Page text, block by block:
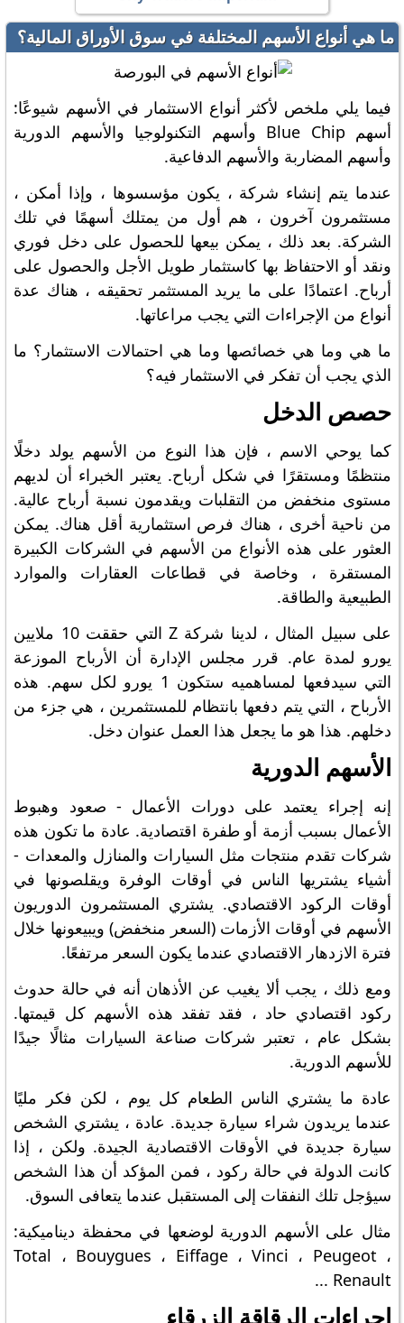
ما هي أنواع الأسهم المختلفة في سوق الأوراق المالية؟
فيما يلي ملخص لأكثر أنواع الاستثمار في الأسهم شيوعًا:
أسهم Blue Chip وأسهم التكنولوجيا والأسهم الدورية
وأسهم المضاربة والأسهم الدفاعية.
عندما يتم إنشاء شركة ، يكون مؤسسوها ، وإذا أمكن ،
مستثمرون آخرون ، هم أول من يمتلك أسهمًا في تلك
الشركة. بعد ذلك ، يمكن بيعها للحصول على دخل فوري
ونقد أو الاحتفاظ بها كاستثمار طويل الأجل والحصول على
أرباح. اعتمادًا على ما يريد المستثمر تحقيقه ، هناك عدة
أنواع من الإجراءات التي يجب مراعاتها.
ما هي وما هي خصائصها وما هي احتمالات الاستثمار؟ ما
الذي يجب أن تفكر في الاستثمار فيه؟
حصص الدخل
كما يوحي الاسم ، فإن هذا النوع من الأسهم يولد دخلًا
منتظمًا ومستقرًا في شكل أرباح. يعتبر الخبراء أن لديهم
مستوى منخفض من التقلبات ويقدمون نسبة أرباح عالية.
من ناحية أخرى ، هناك فرص استثمارية أقل هناك. يمكن
العثور على هذه الأنواع من الأسهم في الشركات الكبيرة
المستقرة ، وخاصة في قطاعات العقارات والموارد
الطبيعية والطاقة.
على سبيل المثال ، لدينا شركة Z التي حققت 10 ملايين
يورو لمدة عام. قرر مجلس الإدارة أن الأرباح الموزعة
التي سيدفعها لمساهميه ستكون 1 يورو لكل سهم. هذه
الأرباح ، التي يتم دفعها بانتظام للمستثمرين ، هي جزء من
دخلهم. هذا هو ما يجعل هذا العمل عنوان دخل.
الأسهم الدورية
إنه إجراء يعتمد على دورات الأعمال - صعود وهبوط
الأعمال بسبب أزمة أو طفرة اقتصادية. عادة ما تكون هذه
شركات تقدم منتجات مثل السيارات والمنازل والمعدات -
أشياء يشتريها الناس في أوقات الوفرة ويقلصونها في
أوقات الركود الاقتصادي. يشتري المستثمرون الدوريون
الأسهم في أوقات الأزمات (السعر منخفض) ويبيعونها خلال
فترة الازدهار الاقتصادي عندما يكون السعر مرتفعًا.
ومع ذلك ، يجب ألا يغيب عن الأذهان أنه في حالة حدوث
ركود اقتصادي حاد ، فقد تفقد هذه الأسهم كل قيمتها.
بشكل عام ، تعتبر شركات صناعة السيارات مثالًا جيدًا
للأسهم الدورية.
عادة ما يشتري الناس الطعام كل يوم ، لكن فكر مليًا
عندما يريدون شراء سيارة جديدة. عادة ، يشتري الشخص
سيارة جديدة في الأوقات الاقتصادية الجيدة. ولكن ، إذا
كانت الدولة في حالة ركود ، فمن المؤكد أن هذا الشخص
سيؤجل تلك النفقات إلى المستقبل عندما يتعافى السوق.
مثال على الأسهم الدورية لوضعها في محفظة ديناميكية:
Total ، Bouygues ، Eiffage ، Vinci ، Peugeot ،
Renault ...
إجراءات الرقاقة الزرقاء